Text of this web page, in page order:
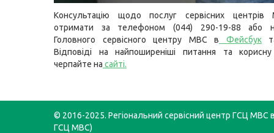
Консультацію щодо послуг сервісних
отримати за телефоном (044) 290-19-88 або
Головного сервісного центру МВС в
Фейсбук
Відповіді на найпоширеніші питання та
черпайте на сайті.
© 2016-2025. Регіональний сервісний центр ГСЦ МВС в
ГСЦ МВС)